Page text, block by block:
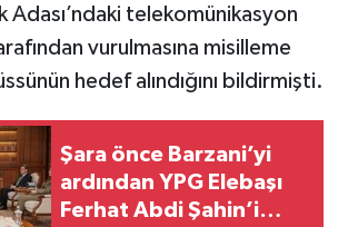
Adası’ndaki telekomünikasyon
vurulmasına misilleme
hedef alındığını bildirmişti.
Şara önce Barzani’yi
ardından YPG Elebaşı
Ferhat Abdi Şahin’i